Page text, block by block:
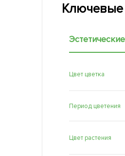
Ключевые
Эстетические
Цвет цветка
Период цветения
Цвет растения